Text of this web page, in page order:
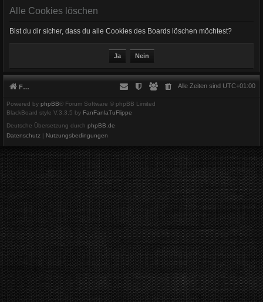
Alle Cookies löschen
Bist du dir sicher, dass du alle Cookies des Boards löschen möchtest?
Foren-Übersicht Alle Zeiten sind UTC+01:00
Powered by phpBB® Forum Software © phpBB Limited
BlackBoard style V.3.3.5 by FanFanlaTuFlippe
Deutsche Übersetzung durch phpBB.de
Datenschutz
Nutzungsbedingungen